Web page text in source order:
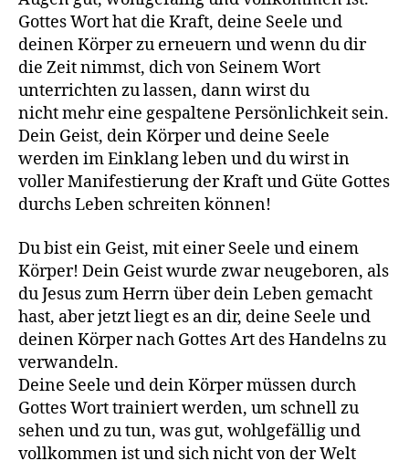
Gottes Wort hat die Kraft, deine Seele und
deinen Körper zu erneuern und wenn du dir
die Zeit nimmst, dich von Seinem Wort
unterrichten zu lassen, dann wirst du
nicht mehr eine gespaltene Persönlichkeit sein.
Dein Geist, dein Körper und deine Seele
werden im Einklang leben und du wirst in
voller Manifestierung der Kraft und Güte Gottes
durchs Leben schreiten können!
Du bist ein Geist, mit einer Seele und einem
Körper! Dein Geist wurde zwar neugeboren, als
du Jesus zum Herrn über dein Leben gemacht
hast, aber jetzt liegt es an dir, deine Seele und
deinen Körper nach Gottes Art des Handelns zu
verwandeln.
Deine Seele und dein Körper müssen durch
Gottes Wort trainiert werden, um schnell zu
sehen und zu tun, was gut, wohlgefällig und
vollkommen ist und sich nicht von der Welt